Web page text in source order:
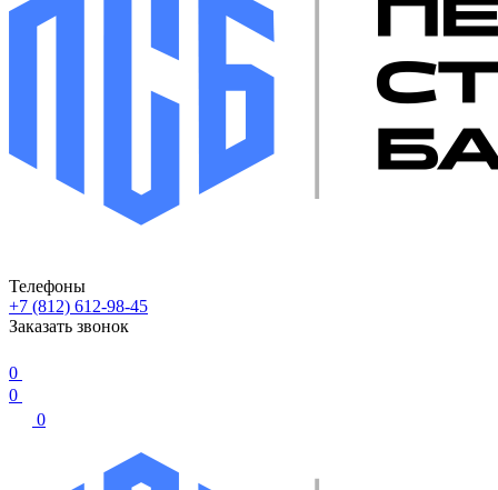
Телефоны
+7 (812) 612-98-45
Заказать звонок
0
0
0